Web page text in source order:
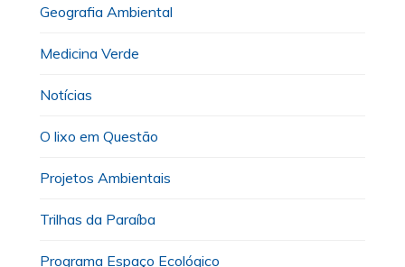
Geografia Ambiental
Medicina Verde
Notícias
O lixo em Questão
Projetos Ambientais
Trilhas da Paraíba
Programa Espaço Ecológico